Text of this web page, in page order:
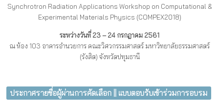
Synchrotron Radiation Applications Workshop on Computational &
Experimental Materials Physics (COMPEX2018)
ระหว่างวันที่23–24 กรกฎาคม 2561
ณ ห้อง 103 อาคารอำนวยการ คณะวิศวกรรมศาสตร์ มหาวิทยาลัยธรรมศาสตร์
(รังสิต) จังหวัดปทุมธานี
ประกาศรายชื่อผู้ผ่านการคัดเลือก || แบบตอบรับเข้าร่วมการอบรม